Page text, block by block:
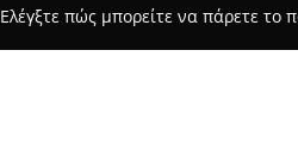
Ελέγξτε πώς μπορείτε να πάρετε το